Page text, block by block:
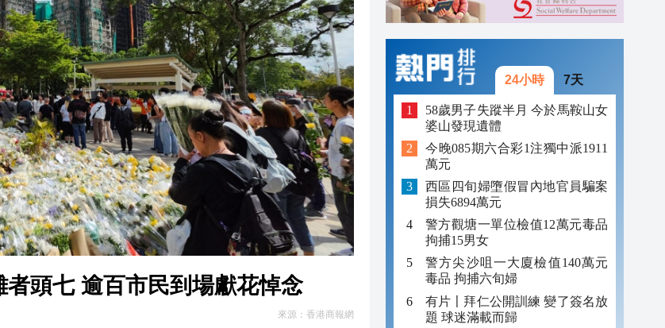
頭七 逾百市民到場獻花悼念
來源： 香港商報網
24小時 7天
58歲男子失蹤半月 今於馬鞍山女
婆山發現遺體
今晚085期六合彩1注獨中派1911
萬元
西區四旬婦墮假冒內地官員騙案
損失6894萬元
警方觀塘一單位檢值12萬元毒品
拘捕15男女
警方尖沙咀一大廈檢值140萬元
毒品 拘捕六旬婦
有片〡拜仁公開訓練 變了簽名放
題 球迷滿載而歸